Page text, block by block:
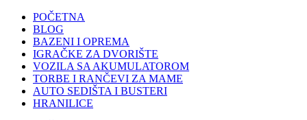
POČETNA
BLOG
BAZENI I OPREMA
IGRAČKE ZA DVORIŠTE
VOZILA SA AKUMULATOROM
TORBE I RANČEVI ZA MAME
AUTO SEDIŠTA I BUSTERI
HRANILICE